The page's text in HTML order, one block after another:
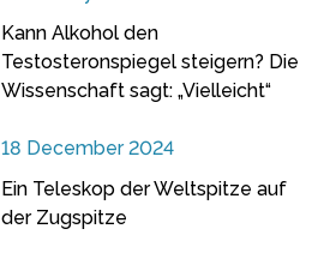
Kann Alkohol den
Testosteronspiegel steigern? Die
Wissenschaft sagt: „Vielleicht“
18 December 2024
Ein Teleskop der Weltspitze auf
der Zugspitze